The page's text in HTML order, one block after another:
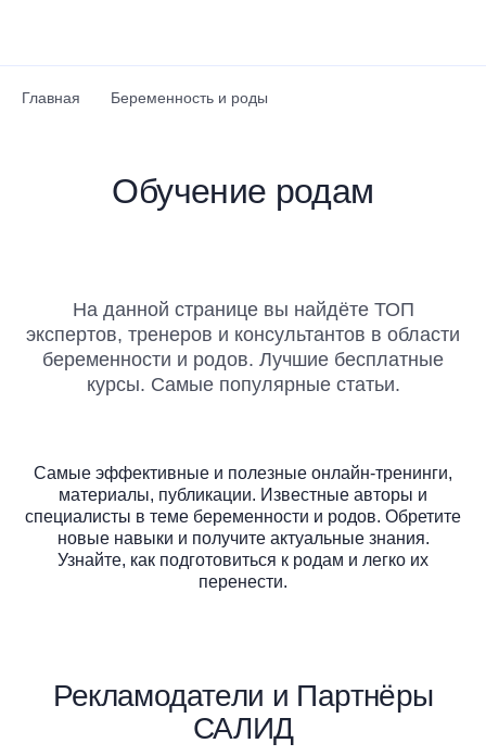
Главная Беременность и роды
Обучение родам
На данной странице вы найдёте ТОП
экспертов, тренеров и консультантов в области
беременности и родов. Лучшие бесплатные
курсы. Самые популярные статьи.
Самые эффективные и полезные онлайн-тренинги,
материалы, публикации. Известные авторы и
специалисты в теме беременности и родов. Обретите
новые навыки и получите актуальные знания.
Узнайте, как подготовиться к родам и легко их
перенести.
Рекламодатели и Партнёры
САЛИД